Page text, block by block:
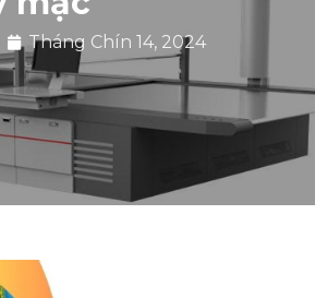
Tháng Chín 14, 2024